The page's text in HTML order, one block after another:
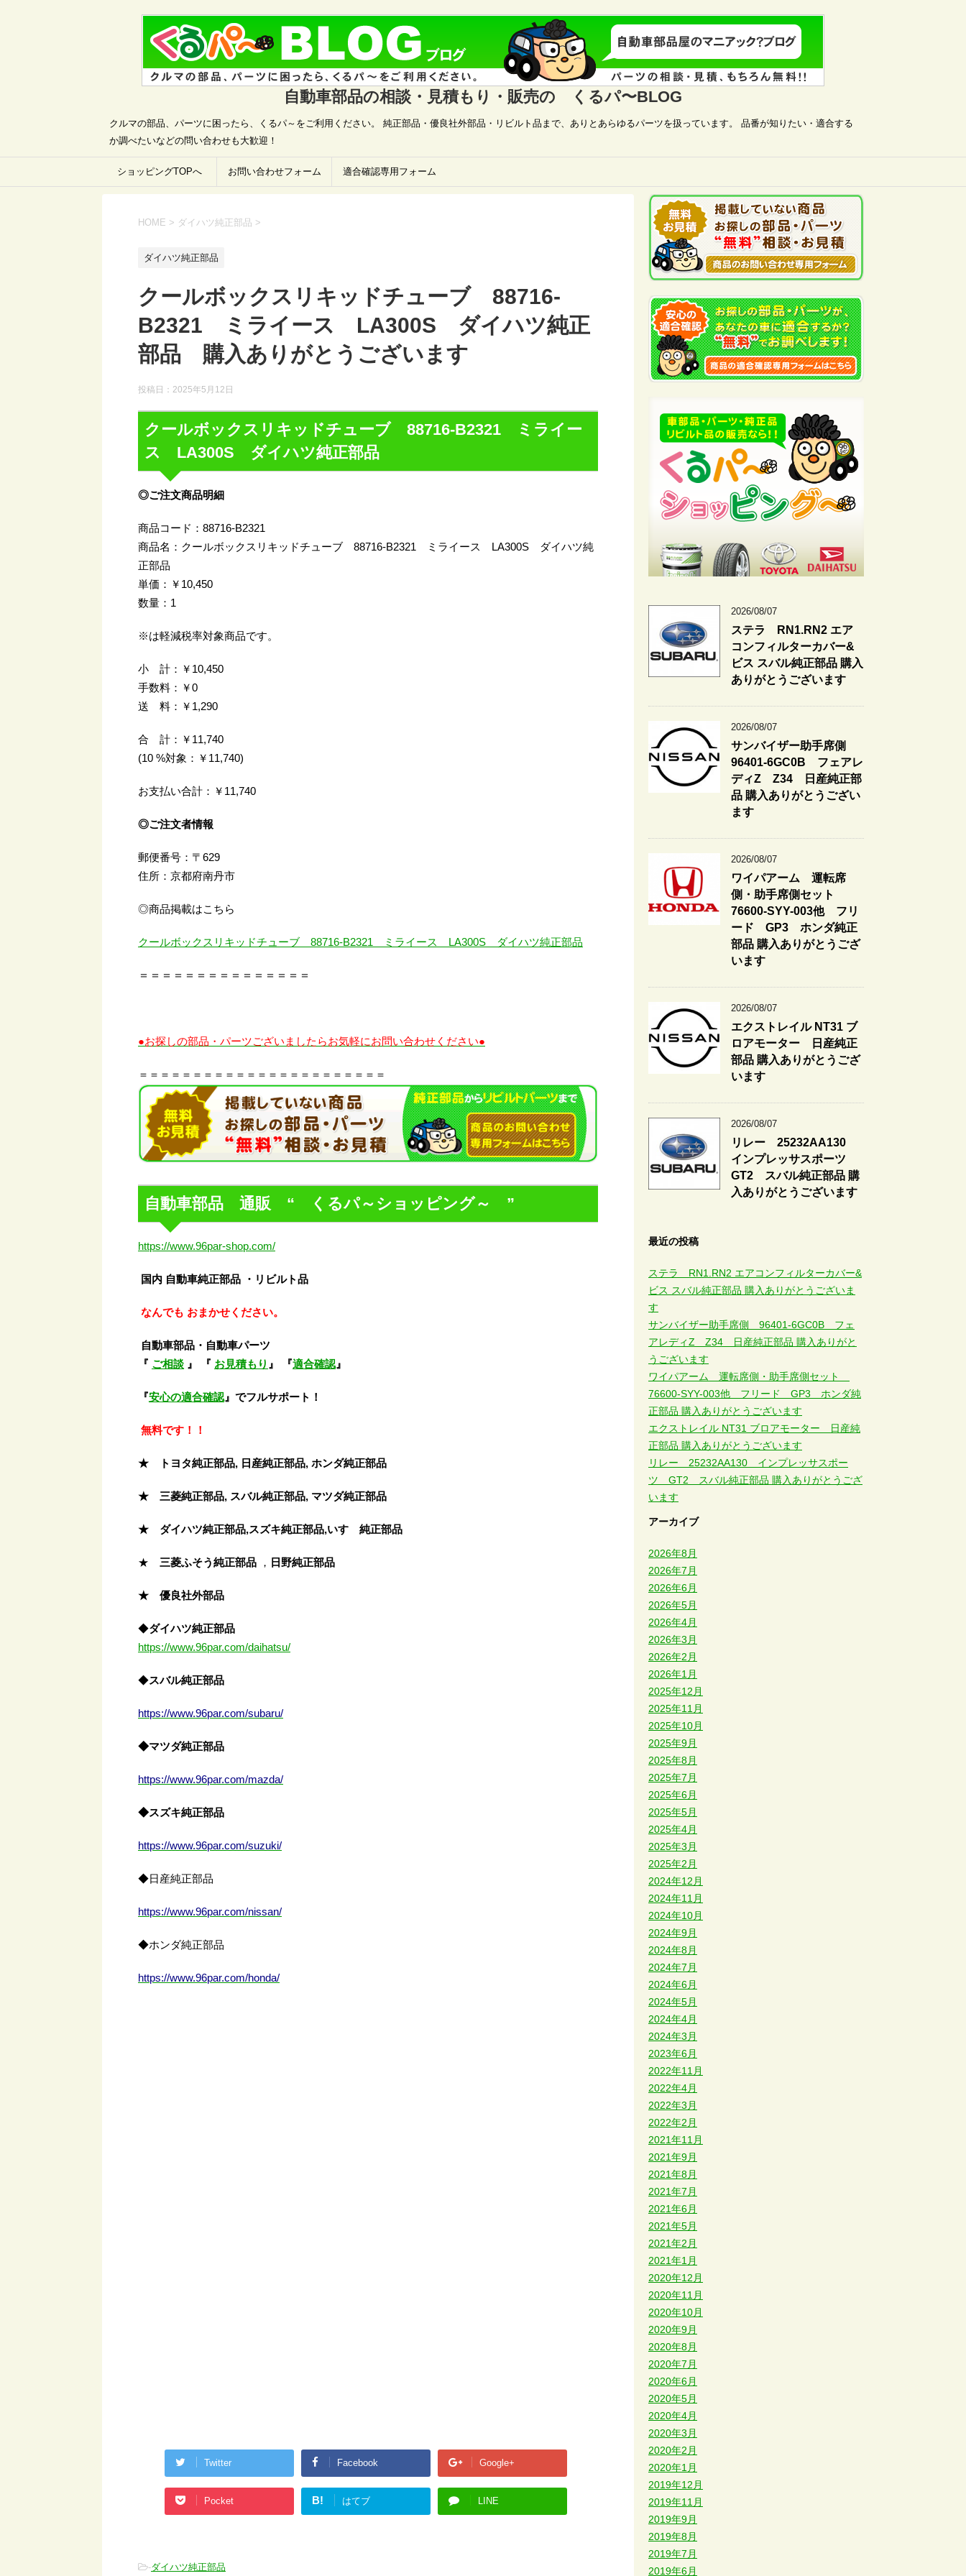
自動車部品の相談・見積もり・販売の くるパ〜BLOG
クルマの部品、パーツに困ったら、くるパ～をご利用ください。 純正部品・優良社外部品・リビルト品まで、ありとあらゆるパーツを扱っています。 品番が知りたい・適合する
か調べたいなどの問い合わせも大歓迎！
ショッピングTOPへ お問い合わせフォーム 適合確認専用フォーム
HOME > ダイハツ純正部品 >
ダイハツ純正部品
クールボックスリキッドチューブ 88716-
B2321 ミライース LA300S ダイハツ純正
部品 購入ありがとうございます
投稿日： 2025年5月12日
クールボックスリキッドチューブ 88716-B2321 ミライー
ス LA300S ダイハツ純正部品
◎ご注文商品明細
商品コード：88716-B2321
商品名：クールボックスリキッドチューブ 88716-B2321 ミライース LA300S ダイハツ純
正部品
単価：￥10,450
数量：1
※は軽減税率対象商品です。
小 計：￥10,450
手数料：￥0
送 料：￥1,290
合 計：￥11,740
(10 %対象：￥11,740)
お支払い合計：￥11,740
◎ご注文者情報
郵便番号：〒629
住所：京都府南丹市
◎商品掲載はこちら
クールボックスリキッドチューブ 88716-B2321 ミライース LA300S ダイハツ純正部品
＝＝＝＝＝＝＝＝＝＝＝＝＝＝＝
●お探しの部品・パーツございましたらお気軽にお問い合わせください●
＝＝＝＝＝＝＝＝＝＝＝＝＝＝＝＝＝＝＝＝＝＝＝
自動車部品 通販 “ くるパ～ショッピング～ ”
https://www.96par-shop.com/
国内 自動車純正部品 ・リビルト品
なんでも おまかせください。
自動車部品・自動車パーツ
『 ご相談 』 『 お見積もり 』 『適合確認 』
『安心の適合確認 』でフルサポート！
無料です！！
★ トヨタ純正部品, 日産純正部品, ホンダ純正部品
★ 三菱純正部品, スバル純正部品, マツダ純正部品
★ ダイハツ純正部品,スズキ純正部品,いすゞ純正部品
★ 三菱ふそう純正部品 ， 日野純正部品
★ 優良社外部品
◆ダイハツ純正部品
https://www.96par.com/daihatsu/
◆スバル純正部品
https://www.96par.com/subaru/
◆マツダ純正部品
https://www.96par.com/mazda/
◆スズキ純正部品
https://www.96par.com/suzuki/
◆日産純正部品
https://www.96par.com/nissan/
◆ホンダ純正部品
https://www.96par.com/honda/
Twitter Facebook Google+
Pocket B! はてブ LINE
-ダイハツ純正部品
2026/08/07
ステラ RN1.RN2 エア
コンフィルターカバー&
ビス スバル純正部品 購入
ありがとうございます
2026/08/07
サンバイザー助手席側
96401-6GC0B フェアレ
ディZ Z34 日産純正部
品 購入ありがとうござい
ます
2026/08/07
ワイパアーム 運転席
側・助手席側セット
76600-SYY-003他 フリ
ード GP3 ホンダ純正
部品 購入ありがとうござ
います
2026/08/07
エクストレイル NT31 ブ
ロアモーター 日産純正
部品 購入ありがとうござ
います
2026/08/07
リレー 25232AA130
インプレッサスポーツ
GT2 スバル純正部品 購
入ありがとうございます
最近の投稿
ステラ RN1.RN2 エアコンフィルターカバー&
ビス スバル純正部品 購入ありがとうございま
す
サンバイザー助手席側 96401-6GC0B フェ
アレディZ Z34 日産純正部品 購入ありがと
うございます
ワイパアーム 運転席側・助手席側セット
76600-SYY-003他 フリード GP3 ホンダ純
正部品 購入ありがとうございます
エクストレイル NT31 ブロアモーター 日産純
正部品 購入ありがとうございます
リレー 25232AA130 インプレッサスポー
ツ GT2 スバル純正部品 購入ありがとうござ
います
アーカイブ
2026年8月
2026年7月
2026年6月
2026年5月
2026年4月
2026年3月
2026年2月
2026年1月
2025年12月
2025年11月
2025年10月
2025年9月
2025年8月
2025年7月
2025年6月
2025年5月
2025年4月
2025年3月
2025年2月
2024年12月
2024年11月
2024年10月
2024年9月
2024年8月
2024年7月
2024年6月
2024年5月
2024年4月
2024年3月
2023年6月
2022年11月
2022年4月
2022年3月
2022年2月
2021年11月
2021年9月
2021年8月
2021年7月
2021年6月
2021年5月
2021年2月
2021年1月
2020年12月
2020年11月
2020年10月
2020年9月
2020年8月
2020年7月
2020年6月
2020年5月
2020年4月
2020年3月
2020年2月
2020年1月
2019年12月
2019年11月
2019年9月
2019年8月
2019年7月
2019年6月